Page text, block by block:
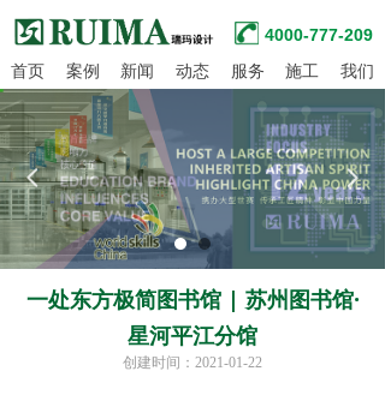
首页 案例 新闻 动态 服务 施工 我们
4000-777-209
一处东方极简图书馆 | 苏州图书馆·
星河平江分馆
넳 넲
创建时间： 2021-01-22